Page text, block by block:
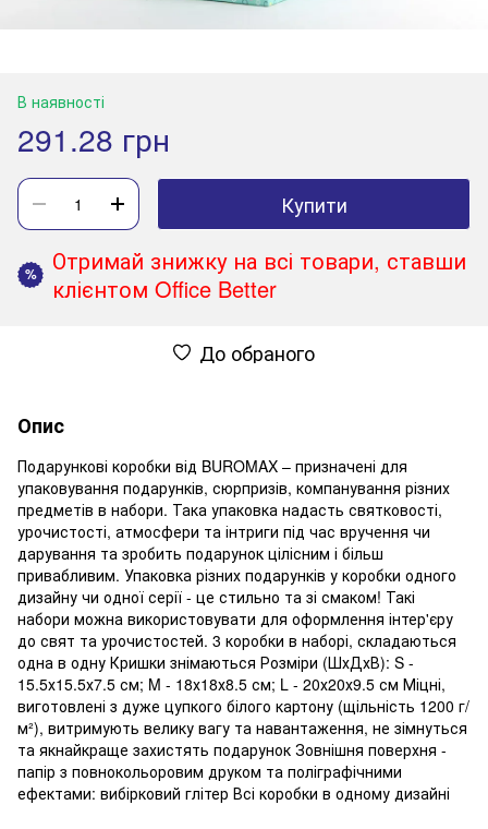
В наявності
291.28 грн
Купити
%
Отримай знижку на всі товари, ставши
клієнтом Office Better
До обраного
Опис
Подарункові коробки від BUROMAX – призначені для
упаковування подарунків, сюрпризів, компанування різних
предметів в набори. Така упаковка надасть святковості,
урочистості, атмосфери та інтриги під час вручення чи
дарування та зробить подарунок цілісним і більш
привабливим. Упаковка різних подарунків у коробки одного
дизайну чи одної серії - це стильно та зі смаком! Такі
набори можна використовувати для оформлення інтер'єру
до свят та урочистостей. 3 коробки в наборі, складаються
одна в одну Кришки знімаються Розміри (ШхДхВ): S -
15.5х15.5х7.5 см; M - 18х18х8.5 см; L - 20х20х9.5 см Міцні,
виготовлені з дуже цупкого білого картону (щільність 1200 г/
м²), витримують велику вагу та навантаження, не зімнуться
та якнайкраще захистять подарунок Зовнішня поверхня -
папір з повнокольоровим друком та поліграфічними
ефектами: вибірковий глітер Всі коробки в одному дизайні